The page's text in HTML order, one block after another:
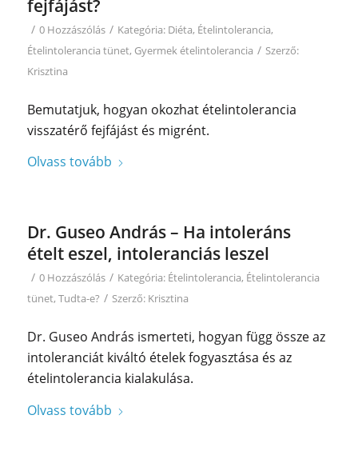
fejfájást?
/ 0 Hozzászólás / Kategória: Diéta, Ételintolerancia,
Ételintolerancia tünet, Gyermek ételintolerancia / Szerző:
Krisztina
Bemutatjuk, hogyan okozhat ételintolerancia
visszatérő fejfájást és migrént.
Olvass tovább
Dr. Guseo András – Ha intoleráns
ételt eszel, intoleranciás leszel
/ 0 Hozzászólás / Kategória: Ételintolerancia, Ételintolerancia
tünet, Tudta-e? / Szerző: Krisztina
Dr. Guseo András ismerteti, hogyan függ össze az
intoleranciát kiváltó ételek fogyasztása és az
ételintolerancia kialakulása.
Olvass tovább